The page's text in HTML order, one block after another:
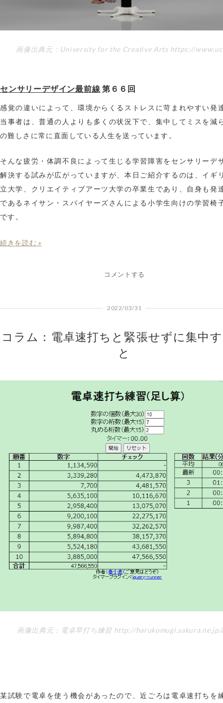
画像出典元：University for the Creative Arts https://
センサリーデザイン最前線 第６６回
感覚の違いによって、環境からくるストレスに苛まれやすい発
当事者は、普通の人よりも多くの状況下で、集中してミスを減
の難しさに常に直面している人生を送っています。
そんな疲労・体調不良によって生じる学習障害をセンサリーデ
解決する試みが広がっていますが、本日ご紹介するのは、イギ
立大学、クリエイティブアーツ大学の卒業生であり、自身も発
であるネイサン・スパイヤーズさんによる小学生向けの学習椅
です。
続きを読む »
コメントする
2022/03/31
コラム：電卓速打ちと緊張せずに集中
と
画像出典元：電卓早打ち練習 http://
某試験で電卓を使う機会があったので、近ごろは電卓速打ちを